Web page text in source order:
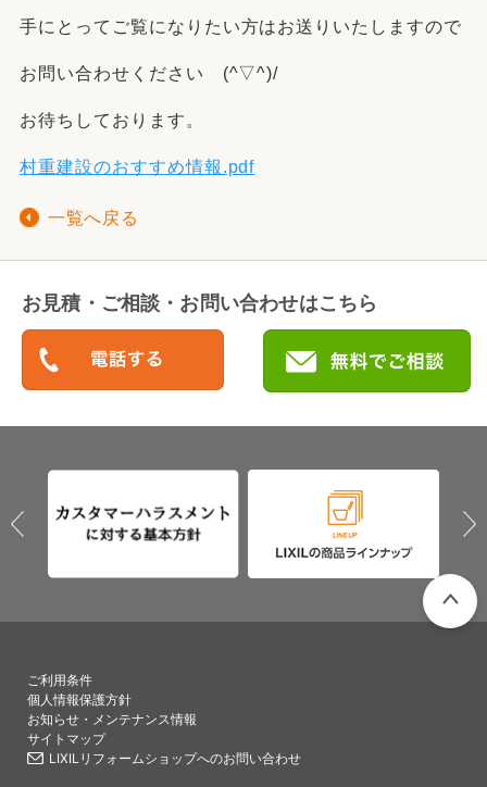
手にとってご覧になりたい方はお送りいたしますので
お問い合わせください (^▽^)/
お待ちしております。
村重建設のおすすめ情報.pdf
一覧へ戻る
お見積・ご相談・お問い合わせはこちら
ご利用条件
個人情報保護方針
お知らせ・メンテナンス情報
サイトマップ
LIXILリフォームショップへのお問い合わせ